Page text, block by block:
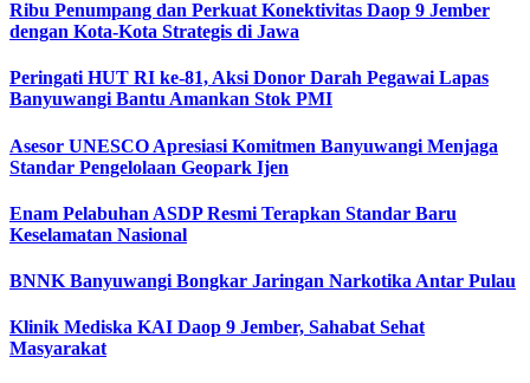
Ribu Penumpang dan Perkuat Konektivitas Daop 9 Jember
dengan Kota-Kota Strategis di Jawa
Peringati HUT RI ke-81, Aksi Donor Darah Pegawai Lapas
Banyuwangi Bantu Amankan Stok PMI
Asesor UNESCO Apresiasi Komitmen Banyuwangi Menjaga
Standar Pengelolaan Geopark Ijen
Enam Pelabuhan ASDP Resmi Terapkan Standar Baru
Keselamatan Nasional
BNNK Banyuwangi Bongkar Jaringan Narkotika Antar Pulau
Klinik Mediska KAI Daop 9 Jember, Sahabat Sehat
Masyarakat